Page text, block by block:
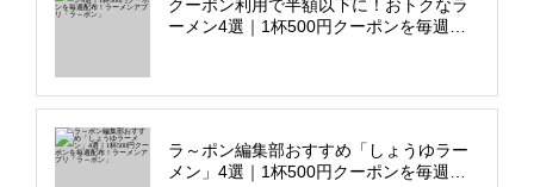
クーポン利用で半額以下に！おトクなラ
ーメン4選｜1杯500円クーポンを毎週配
ラ～ポン編集部おすすめ「しょうゆラー
メン」4選｜1杯500円クーポンを毎週配